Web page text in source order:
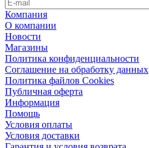
Компания
О компании
Новости
Магазины
Политика конфиденциальности
Соглашение на обработку данных
Политика файлов Cookies
Публичная оферта
Информация
Помощь
Условия оплаты
Условия доставки